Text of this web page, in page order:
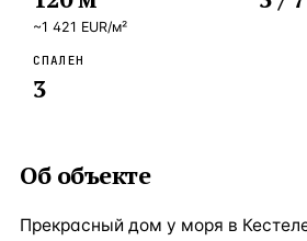
~1 421 EUR/м²
СПАЛЕН
3
Об объекте
Прекрасный дом у моря в